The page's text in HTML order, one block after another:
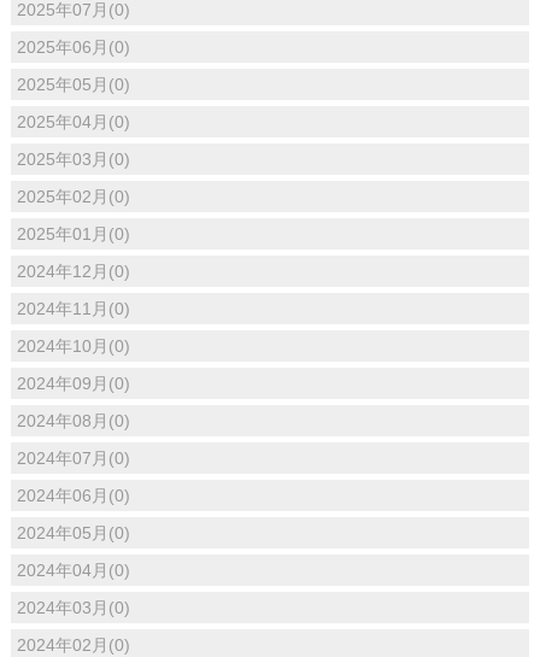
2025年07月(0)
2025年06月(0)
2025年05月(0)
2025年04月(0)
2025年03月(0)
2025年02月(0)
2025年01月(0)
2024年12月(0)
2024年11月(0)
2024年10月(0)
2024年09月(0)
2024年08月(0)
2024年07月(0)
2024年06月(0)
2024年05月(0)
2024年04月(0)
2024年03月(0)
2024年02月(0)